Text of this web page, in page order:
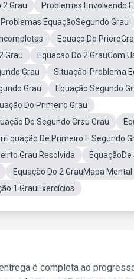
Grau
Problemas Envolvendo
Problemas EquaçãoSegundo Grau
Equaço Do
Grau
Equacao Do 2 GrauCom
Grau
Situação-Problema
Grau
Equação Segundo
Do Primeiro Grau
Do Segundo Grau Grau
De Primeiro E Segundo
Grau Resolvida
Equação Do 2 GrauMapa Mental
1 GrauExercícios
é completa ao